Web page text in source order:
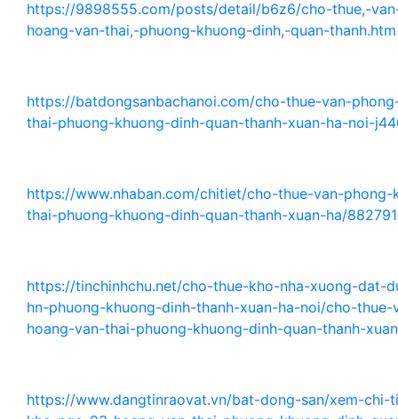
https://9898555.com/posts/detail/b6z6/cho-thue,-
hoang-van-thai,-phuong-khuong-dinh,-quan-thanh.htm
https://batdongsanbachanoi.com/cho-thue-van-
thai-phuong-khuong-dinh-quan-thanh-xuan-ha-noi-
https://www.nhaban.com/chitiet/cho-thue-van-
thai-phuong-khuong-dinh-quan-thanh-xuan-ha/
https://tinchinhchu.net/cho-thue-kho-nha-xuong-dat-
hn-phuong-khuong-dinh-thanh-xuan-ha-noi/cho-
hoang-van-thai-phuong-khuong-dinh-quan-thanh-
https://www.dangtinraovat.vn/bat-dong-san/xem-